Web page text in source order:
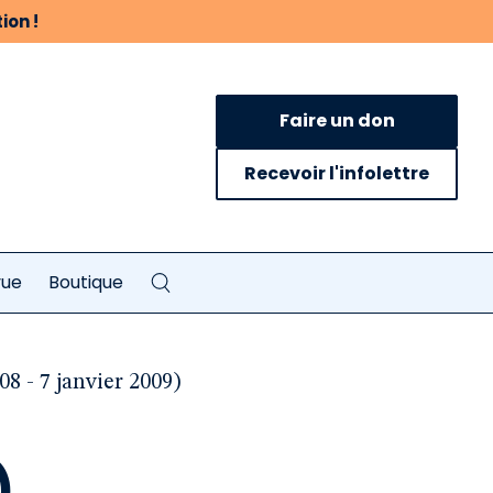
!
Faire un don
Recevoir l'infolettre
Boutique
- 7 janvier 2009)